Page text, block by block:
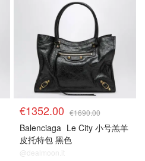
€1352.00 €1690.00
Balenciaga Le City 小号羔羊
皮托特包 黑色
@dealmoon.it